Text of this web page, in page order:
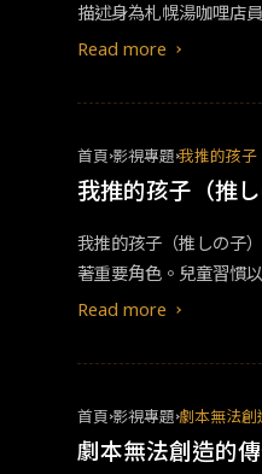
描述身為札幌湯咖哩店
《電波心聲》 人物角色
力編制，另闢新媒體部
戀愛字典》（舟を編む
拿故事中的藻岩山電台
由』這句話時，我總會
的是很少見的電視 劇。
好。
Read more
首頁 影視專題 我推的孩子
我推的孩子（推
我推的孩子（推しの子
著重要角色。兒童習慣
響，相關傳媒也建立了
月改編為動畫上映。作
上人氣浪尖，卻也同時
黑暗的故事情節，與三
Read more
首頁 影視專題 劇本無法創
劇本無法創造的